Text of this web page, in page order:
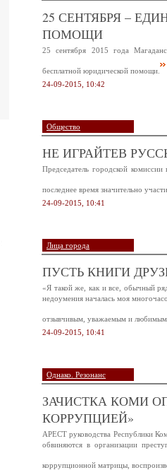
25 СЕНТЯБРЯ –
ПОМОЩИ
25 сентября 2015 года
бесплатной юридической помощи.
24-09-2015, 10:42
Общество
НЕ ИГРАЙТЕВ
Председатель городской
последнее время значительно
24-09-2015, 10:41
Лица города
ПУСТЬ КНИГИ
«Я такой же, как и все, обычный
недоумения началась моя
отзывчивым, уважаемым и
24-09-2015, 10:41
Однако. Резонанс
ЗАЧИСТКА КОМИ
КОРРУПЦИЕЙ»
АРЕСТ руководства Республики
обвиняются в организации
коррупционной матрицы,